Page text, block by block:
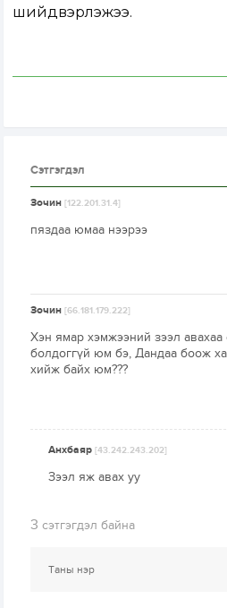
шийдвэрлэжээ.
Сэтгэгдэл
Зочин[122.201.31.4]
пяздаа юмаа нээрээ
Зочин[66.181.179.222]
Хэн ямар хэмжээний зээл
болдоггүй юм бэ, Дандаа боож
хийж байх юм???
Анхбаяр[43.242.243.202]
Зээл яж авах уу
3 сэтгэгдэл байна